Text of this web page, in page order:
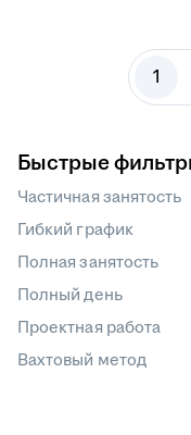
1
Быстрые
Частичная занятость
Гибкий график
Полная занятость
Полный день
Проектная работа
Вахтовый метод